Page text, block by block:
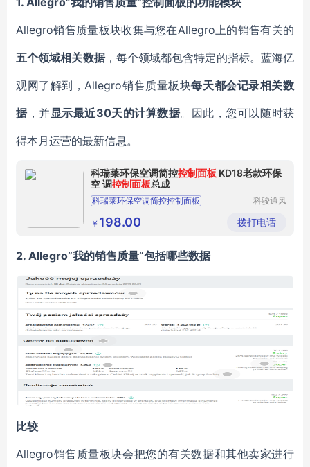
Allegro销售质量板块收集与您在Allegro上的销售有关的
五个领域相关数据，每个领域都包含特定的指标。蓝海亿
观网了解到，Allegro销售质量板块每天都会记录相关数
据，并显示最近30天的计算数据。因此，您可以随时获
得本月运营的最新信息。
科瑞莱环保空调简控控制面板 KD18老款环保
空 调控制面板总成
科瑞莱环保空调简控控制面板
环保空调配件
环保空调简控控制面板
科骏通风
莞）有限
公司
￥ 198.00 拨打电话
2. Allegro”我的销售质量“包括哪些数据
比较
Allegro销售质量板块会把您的有关数据和其他卖家进行